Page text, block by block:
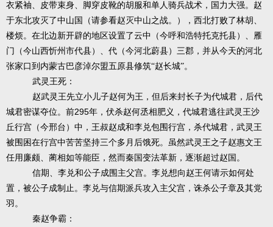
衣紧袖、皮带束身、脚穿皮靴的胡服和单人骑兵战术，国力大强。赵
于东北攻灭了中山国（请参看赵灭中山之战。），西北打败了林胡、
楼烦。在北边新开辟的地区设置了云中（今呼和浩特托克托县）、雁
门（今山西忻州市代县）、代（今河北蔚县）三郡，并从今天的河北
张家口到内蒙古巴彦淖尔盟五原县修筑“赵长城”。
武灵王死：
赵武灵王先立小儿子赵何为王，但后来封长子为代城君，后代
城君密谋夺位。前295年，伏杀赵何丞相肥义，代城君逃往武灵王沙
丘行宫（今邢台）中，王叔赵成和李兑包围行宫，杀代城君，武灵王
被围困在行宫中苦苦坚持三个多月后饿死。虽然武灵王之子赵惠文王
任用廉颇、蔺相如等能臣，然而秦国变法革新，逐渐超过赵国。
信期、李兑和公子成围主父宫。李兑想向赵王何请示如何处
置，被公子成制止。李兑与信期派兵攻入主父宫，诛杀公子章及其党
羽。
秦赵争霸：